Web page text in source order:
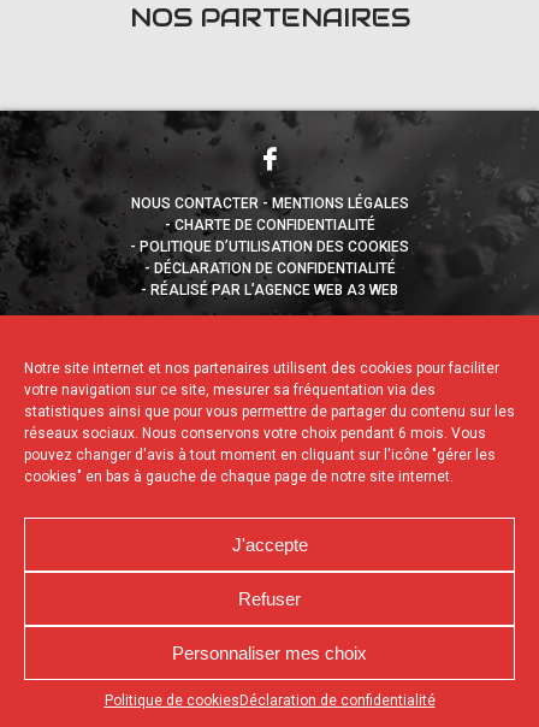
Notre site internet et nos partenaires utilisent des cookies pour faciliter
votre navigation sur ce site, mesurer sa fréquentation via des
statistiques ainsi que pour vous permettre de partager du contenu sur les
réseaux sociaux. Nous conservons votre choix pendant 6 mois. Vous
pouvez changer d'avis à tout moment en cliquant sur l'icône "gérer les
cookies" en bas à gauche de chaque page de notre site internet.
J'accepte
Refuser
Personnaliser mes choix
Politique de cookies Déclaration de confidentialité
Appuyez sur le bouton partager en bas de votre
NOS PARTENAIRES
NOUS CONTACTER
MENTIONS LÉGALES
CHARTE DE CONFIDENTIALITÉ
POLITIQUE D’UTILISATION DES COOKIES
DÉCLARATION DE CONFIDENTIALITÉ
RÉALISÉ PAR L’AGENCE WEB A3 WEB